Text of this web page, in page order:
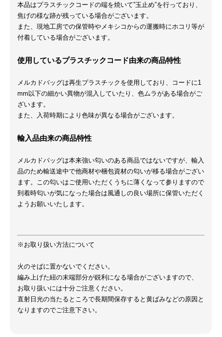
本品はプラスチックコードの端を焼いて”玉止め”を行っており、
焦げの様な跡が残っている場合がございます。
また、現地工房での保管時やメキシコからの運搬時にホコリ等が
付着している場合がございます。
使用しているプラスチックコード由来の商品特性
メルカドバッグは再生プラスチックを使用しており、コードに1
mm以下の細かい異物が混入していたり、色ムラがある場合がご
ざいます。
また、入荷時期により色味が異なる場合がございます。
輸入品由来の商品特性
メルカドバッグは本来強い匂いのある商品ではないですが、輸入
品のため輸送途中で他商材や梱包資材の匂いが移る場合がござい
ます。この匂いはご使用いただくうちに薄くなって参りますので
到着時匂いが気になった場合は風通しの良い場所に保管いただく
ようお願いいたします。
※お取り扱い方法について
火のそばに置かないでください。
編み上げた紐の末端部分が鋭利になる場合がございますので、
お取り扱いには十分ご注意ください。
直射日光の当たるところで長期間保存すると黄ばみなどの原因と
なりますのでご注意下さい。